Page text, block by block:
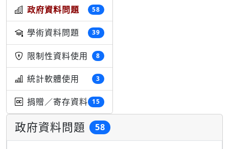
政府資料問題 58
學術資料問題 39
限制性資料使用 8
統計軟體使用 3
捐贈／寄存資料 15
政府資料問題 58